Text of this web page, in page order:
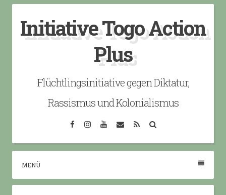
content
Initiative Togo Action
Plus
Flüchtlingsinitiative gegen Diktatur,
Rassismus und Kolonialismus
FacebookInstagramYouTube
EmailRSS
MENÜ